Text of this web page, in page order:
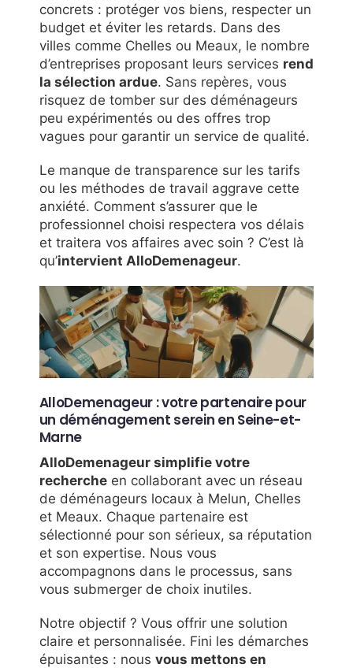
concrets : protéger vos biens, respecter un
budget et éviter les retards. Dans des
villes comme Chelles ou Meaux, le nombre
d’entreprises proposant leurs services rend
la sélection ardue. Sans repères, vous
risquez de tomber sur des déménageurs
peu expérimentés ou des offres trop
vagues pour garantir un service de qualité.
Le manque de transparence sur les tarifs
ou les méthodes de travail aggrave cette
anxiété. Comment s’assurer que le
professionnel choisi respectera vos délais
et traitera vos affaires avec soin ? C’est là
qu’intervient AlloDemenageur.
AlloDemenageur : votre partenaire pour
un déménagement serein en Seine-et-
Marne
AlloDemenageur simplifie votre
rechercheen collaborant avec un réseau
de déménageurs locaux à Melun, Chelles
et Meaux. Chaque partenaire est
sélectionné pour son sérieux, sa réputation
et son expertise. Nous vous
accompagnons dans le processus, sans
vous submerger de choix inutiles.
Notre objectif ? Vous offrir une solution
claire et personnalisée. Fini les démarches
épuisantes : nous vous mettons en